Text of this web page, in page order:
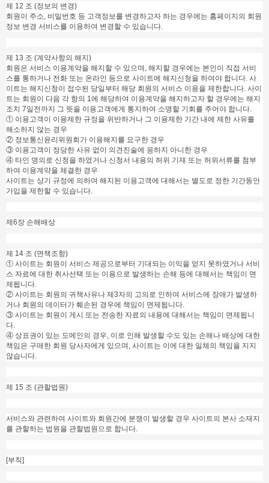
제 12 조 (정보의 변경)
회원이 주소, 비밀번호 등 고객정보를 변경하고자 하는 경우에는 홈페이지의 회원
정보 변경 서비스를 이용하여 변경할 수 있습니다.
제 13 조 (계약사항의 해지)
회원은 서비스 이용계약을 해지할 수 있으며, 해지할 경우에는 본인이 직접 서비
스를 통하거나 전화 또는 온라인 등으로 사이트에 해지신청을 하여야 합니다. 사
이트는 해지신청이 접수된 당일부터 해당 회원의 서비스 이용을 제한합니다. 사이
트는 회원이 다음 각 항의 1에 해당하여 이용계약을 해지하고자 할 경우에는 해지
조치 7일전까지 그 뜻을 이용고객에게 통지하여 소명할 기회를 주어야 합니다.
① 이용고객이 이용제한 규정을 위반하거나 그 이용제한 기간 내에 제한 사유를
해소하지 않는 경우
② 정보통신윤리위원회가 이용해지를 요구한 경우
③ 이용고객이 정당한 사유 없이 의견진술에 응하지 아니한 경우
④ 타인 명의로 신청을 하였거나 신청서 내용의 허위 기재 또는 허위서류를 첨부
하여 이용계약을 체결한 경우
사이트는 상기 규정에 의하여 해지된 이용고객에 대해서는 별도로 정한 기간동안
가입을 제한할 수 있습니다.
제6장 손해배상
제 14 조 (면책조항)
① 사이트는 회원이 서비스 제공으로부터 기대되는 이익을 얻지 못하였거나 서비
스 자료에 대한 취사선택 또는 이용으로 발생하는 손해 등에 대해서는 책임이 면
제됩니다.
② 사이트는 회원의 귀책사유나 제3자의 고의로 인하여 서비스에 장애가 발생하
거나 회원의 데이터가 훼손된 경우에 책임이 면제됩니다.
③ 사이트는 회원이 게시 또는 전송한 자료의 내용에 대해서는 책임이 면제됩니
다.
④ 상표권이 있는 도메인의 경우, 이로 인해 발생할 수도 있는 손해나 배상에 대한
책임은 구매한 회원 당사자에게 있으며, 사이트는 이에 대한 일체의 책임을 지지
않습니다.
제 15 조 (관할법원)
서비스와 관련하여 사이트와 회원간에 분쟁이 발생할 경우 사이트의 본사 소재지
를 관할하는 법원을 관할법원으로 합니다.
[부칙]